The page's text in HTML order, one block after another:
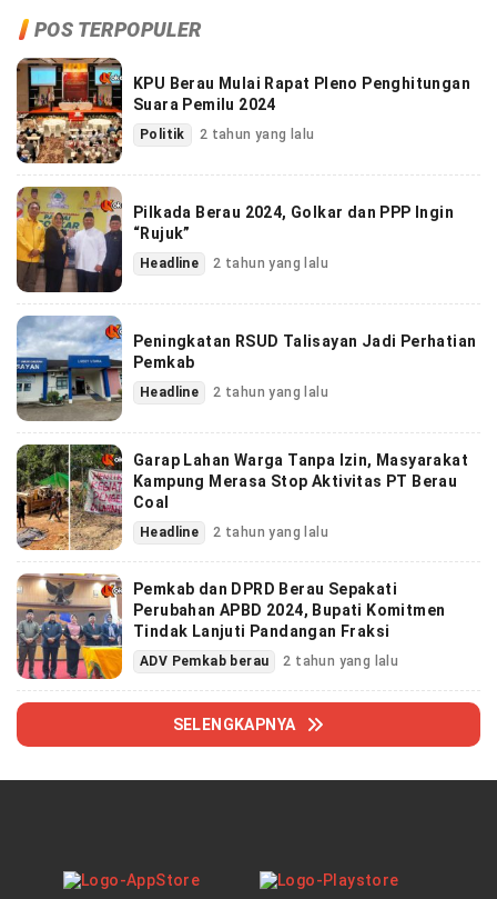
POS TERPOPULER
KPU Berau Mulai Rapat Pleno Penghitungan
Suara Pemilu 2024
Politik 2 tahun yang lalu
Pilkada Berau 2024, Golkar dan PPP Ingin
“Rujuk”
Headline 2 tahun yang lalu
Peningkatan RSUD Talisayan Jadi Perhatian
Pemkab
Headline 2 tahun yang lalu
Garap Lahan Warga Tanpa Izin, Masyarakat
Kampung Merasa Stop Aktivitas PT Berau
Coal
Headline 2 tahun yang lalu
Pemkab dan DPRD Berau Sepakati
Perubahan APBD 2024, Bupati Komitmen
Tindak Lanjuti Pandangan Fraksi
ADV Pemkab berau 2 tahun yang lalu
SELENGKAPNYA